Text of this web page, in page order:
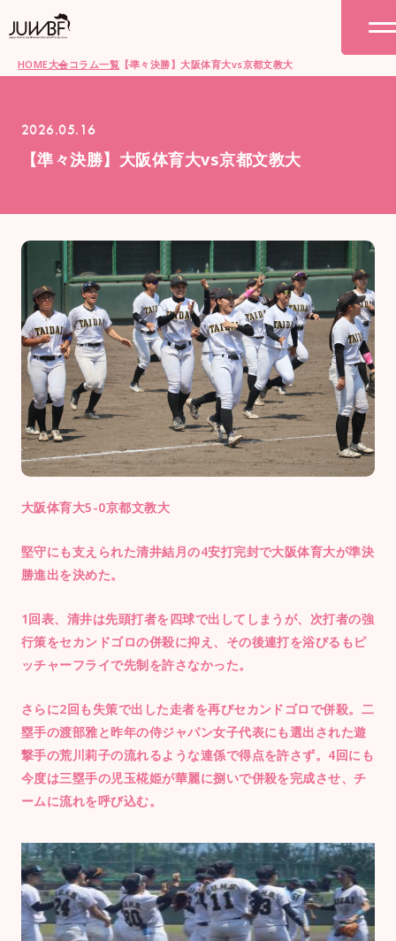
HOME大会コラム一覧 【準々決勝】大阪体育大vs京都文教大
2026.05.16
【準々決勝】大阪体育大vs京都文教大
大阪体育大5-0京都文教大
堅守にも支えられた清井結月の4安打完封で大阪体育大が準決
勝進出を決めた。
1回表、清井は先頭打者を四球で出してしまうが、次打者の強
行策をセカンドゴロの併殺に抑え、その後連打を浴びるもピ
ッチャーフライで先制を許さなかった。
さらに2回も失策で出した走者を再びセカンドゴロで併殺。二
塁手の渡部雅と昨年の侍ジャパン女子代表にも選出された遊
撃手の荒川莉子の流れるような連係で得点を許さず。4回にも
今度は三塁手の児玉椛姫が華麗に捌いで併殺を完成させ、チ
ームに流れを呼び込む。